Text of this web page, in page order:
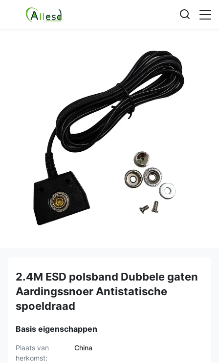
2.4M ESD polsband Dubbele gaten
Aardingssnoer Antistatische
spoeldraad
Basis eigenschappen
Plaats van
herkomst:
China